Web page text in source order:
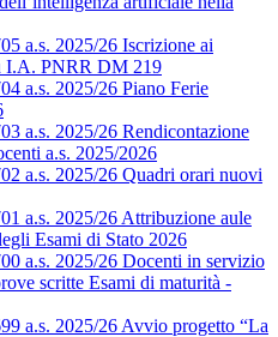
a.s. 2025/26 Iscrizione ai
I.A. PNRR DM 219
a.s. 2025/26 Piano Ferie
a.s. 2025/26 Rendicontazione
a.s. 2025/2026
a.s. 2025/26 Quadri orari nuovi
a.s. 2025/26 Attribuzione aule
Esami di Stato 2026
a.s. 2025/26 Docenti in servizio
scritte Esami di maturità -
a.s. 2025/26 Avvio progetto “La